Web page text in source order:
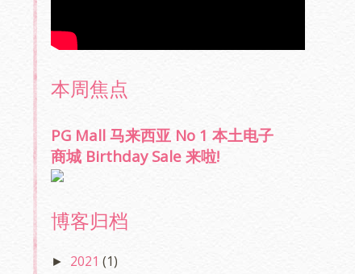
本周焦点
PG Mall 马来西亚 No 1 本土电子
商城 Birthday Sale 来啦!
博客归档
► 2021 (1)